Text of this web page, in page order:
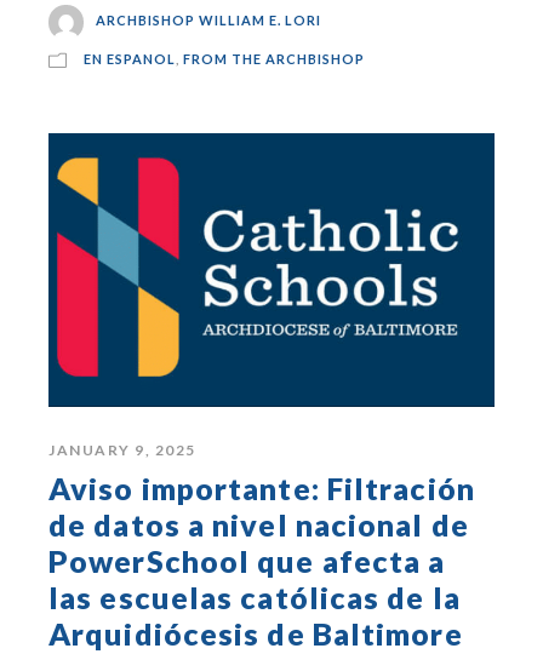
ARCHBISHOP WILLIAM E. LORI
EN ESPANOL FROM THE ARCHBISHOP
JANUARY 9, 2025
Aviso importante: Filtración
de datos a nivel nacional de
PowerSchool que afecta a
las escuelas católicas de la
Arquidiócesis de Baltimore